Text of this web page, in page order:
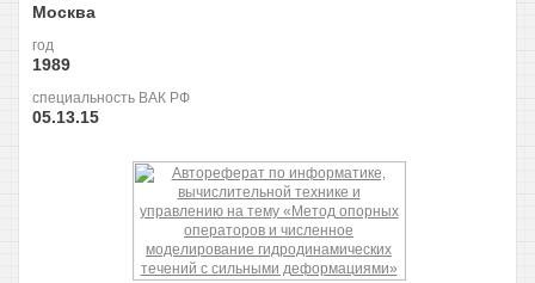
Москва
год
1989
специальность ВАК РФ
05.13.15